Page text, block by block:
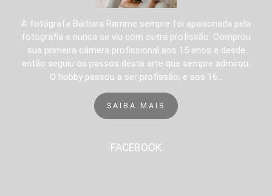
A fotógrafa Bárbara Ramme sempre foi apaixonada pela
fotografia e nunca se viu com outra profissão. Comprou
sua primeira câmera profissional aos 15 anos e desde
então seguiu os passos desta arte que sempre admirou.
O hobby passou a ser profissão, e aos 16...
SAIBA MAIS
FACEBOOK